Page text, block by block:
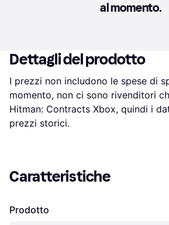
al momento.
Dettagli del prodotto
I prezzi non includono le spese di
momento, non ci sono rivenditori
Hitman: Contracts Xbox, quindi i
prezzi storici.
Caratteristiche
Prodotto